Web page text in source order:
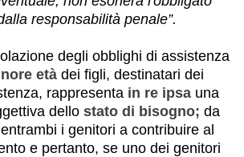
responsabilità penale”.
degli obblighi di assistenza
età dei figli, destinatari dei
rappresenta in re ipsa una
dellostato di bisogno; da
i genitori a contribuire al
e pertanto, se uno dei genitori